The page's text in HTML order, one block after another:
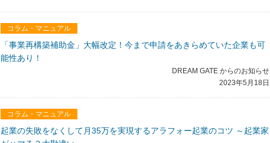
コラム・マニュアル
「事業再構築補助金」大幅改定！今まで申請をあきらめていた企業も可
能性あり！
DREAM GATE からのお知らせ
2023年5月18日
コラム・マニュアル
起業の失敗をなくして月35万を実現するアラフォー起業のコツ ～起業家